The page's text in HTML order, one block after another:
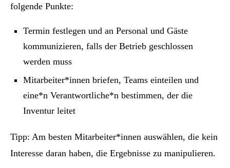
folgende Punkte:
Termin festlegen und an Personal und Gäste
kommunizieren, falls der Betrieb geschlossen
werden muss
Mitarbeiter*innen briefen, Teams einteilen und
eine*n Verantwortliche*n bestimmen, der die
Inventur leitet
Tipp: Am besten Mitarbeiter*innen auswählen, die kein
Interesse daran haben, die Ergebnisse zu manipulieren.